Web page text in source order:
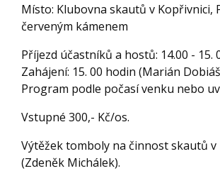
Místo: Klubovna skautů v Kopřivnici,
červeným kámenem
Příjezd účastníků a hostů: 14.00 - 15.
Zahájení: 15. 00 hodin (Marián
Program podle počasí venku nebo
Vstupné 300,- Kč/os.
Výtěžek tomboly na činnost skautů v
(Zdeněk Michálek).